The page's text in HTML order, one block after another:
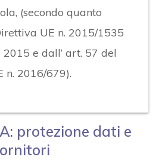
(secondo quanto
UE n. 2015/1535
e dall’ art. 57 del
n. 2016/679).
protezione dati e